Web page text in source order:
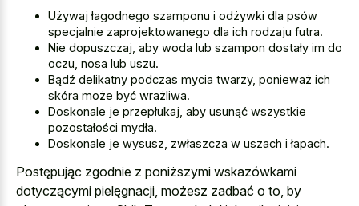
Używaj łagodnego szamponu i odżywki dla psów
specjalnie zaprojektowanego dla ich rodzaju futra.
Nie dopuszczaj, aby woda lub szampon dostały im do
oczu, nosa lub uszu.
Bądź delikatny podczas mycia twarzy, ponieważ ich
skóra może być wrażliwa.
Doskonale je przepłukaj, aby usunąć wszystkie
pozostałości mydła.
Doskonale je wysusz, zwłaszcza w uszach i łapach.
Postępując zgodnie z poniższymi wskazówkami
dotyczącymi pielęgnacji, możesz zadbać o to, by